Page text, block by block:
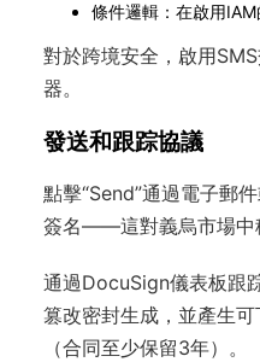
條件邏輯 ：在啟用
對於跨境安全，啟用
器。
發送和跟踪協議
點擊“Send”通過電子郵
簽名——這對義烏市場中
通過DocuSign儀表板跟
篡改密封生成，並產生
（合同至少保留3年）。